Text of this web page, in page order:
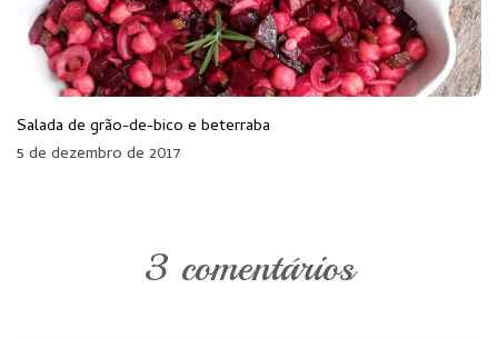
Salada de grão-de-bico e beterraba
5 de dezembro de 2017
3 comentários